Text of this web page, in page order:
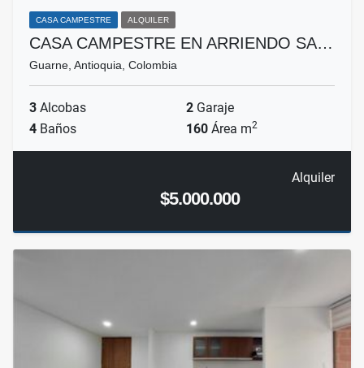
CASA CAMPESTRE ALQUILER
CASA CAMPESTRE EN ARRIENDO SA…
Guarne, Antioquia, Colombia
3 Alcobas 2 Garaje
4 Baños 160 Área m2
Alquiler
$5.000.000